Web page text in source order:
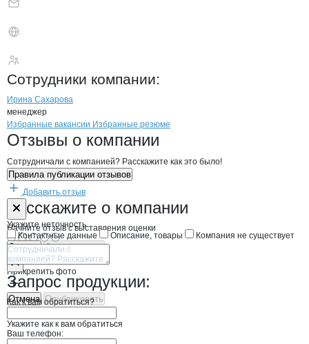
Сотрудники компании:
Ирина Сахарова
менеджер
Брендыкомпани ЭСКО-БАС
Вакансии вЭСКО-БАС
Избранные вакансии Избранные резюме
Новости oЭСКО-БАС, ООО
Отзывы о компании
Сотрудничали с компанией? Расскажите как это было!
Правила публикации отзывов
Добавить отзыв
Расскажите о компании
Начните отзыв с выставления оценки
Прикрепить фото
Отмена Опубликовать
Форма обратной связи о неточностях
Укажите неточность
Контактные данные
Описание, товары Компания не существует
Отмена Опубликовать
Запрос продукции:
Как к вам обратиться?
Укажите как к вам обратиться
Ваш телефон: